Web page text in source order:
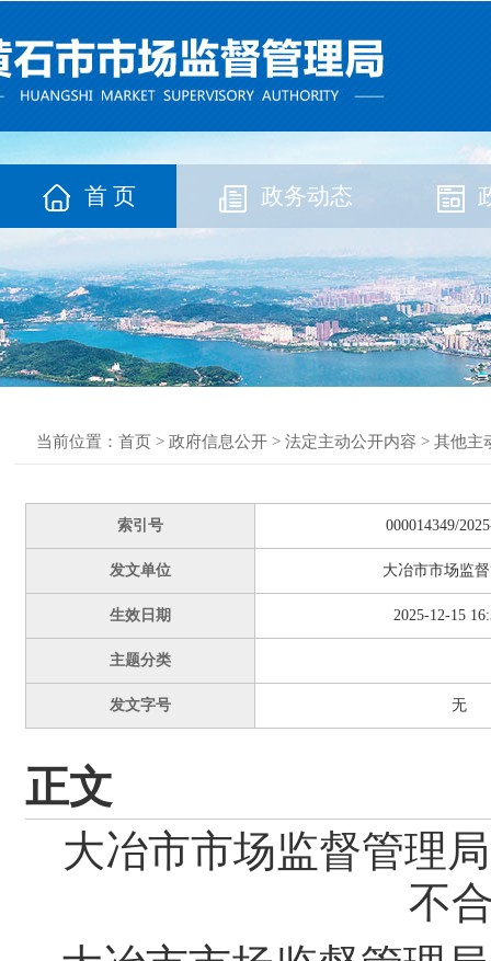
首 页 政务动态
当前位置： 首页 > 政府信息公开 > 法定主动公开内容 > 其他主
索引号 000014349/
发文单位 大冶市市场监
生效日期 2025-12-15
主题分类
发文字号 无
正文
大冶市市场监督管理
不